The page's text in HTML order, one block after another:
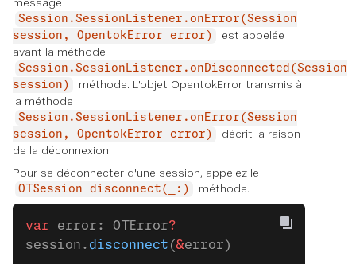
Session.SessionListener.onError(Session
session, OpentokError error)
est appelée
avant la méthode
Session.SessionListener.onDisconnected(Session
session)
méthode. L'objet OpentokError transmis à
la méthode
Session.SessionListener.onError(Session
session, OpentokError error)
décrit la raison
de la déconnexion.
Pour se déconnecter d'une session, appelez le
OTSession disconnect(_:) méthode.
var error: OTError?
session. disconnect (&error)